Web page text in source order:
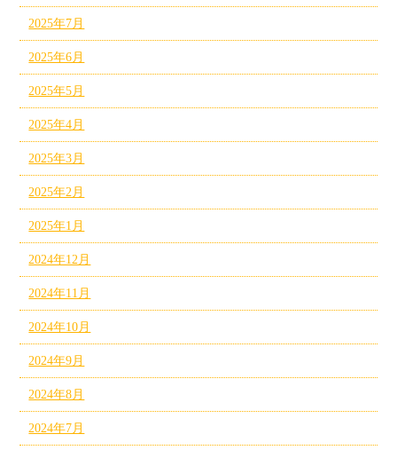
2025年7月
2025年6月
2025年5月
2025年4月
2025年3月
2025年2月
2025年1月
2024年12月
2024年11月
2024年10月
2024年9月
2024年8月
2024年7月